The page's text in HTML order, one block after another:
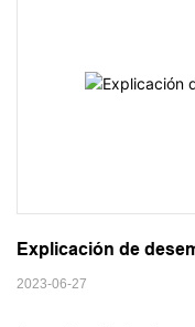
Explicación de
2023-06-27